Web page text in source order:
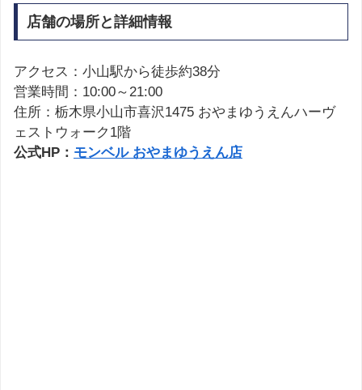
店舗の場所と詳細情報
アクセス：小山駅から徒歩約38分
営業時間：10:00～21:00
住所：栃木県小山市喜沢1475 おやまゆうえんハーヴ
ェストウォーク1階
公式HP： モンベル おやまゆうえん店